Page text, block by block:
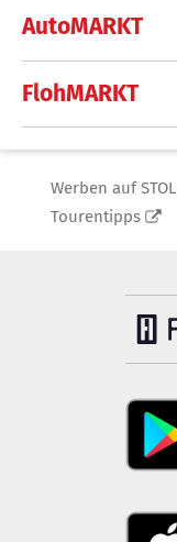
AutoMARKT
FlohMARKT
Werben auf STOL
Tourentipps